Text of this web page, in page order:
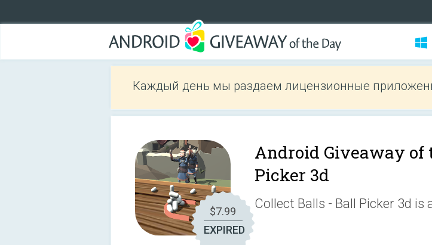
Каждый день мы раздаем лицензионные
$7.99
EXPIRED
Android Giveaway of
Picker 3d
Collect Balls - Ball Picker 3d